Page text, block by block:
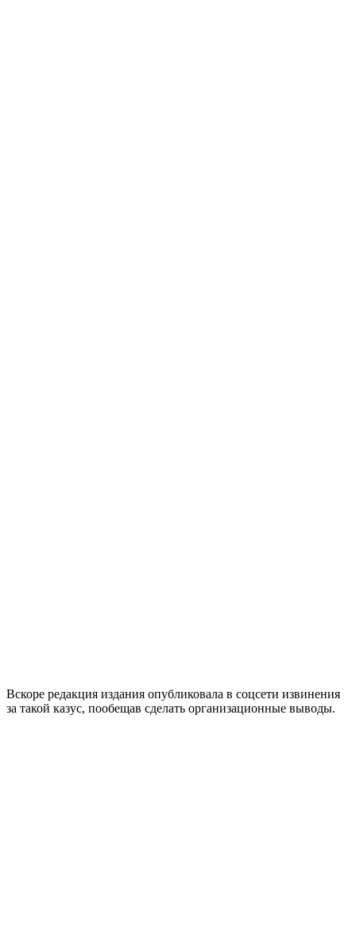
Вскоре редакция издания опубликовала в соцсети извинения
за такой казус, пообещав сделать организационные выводы.